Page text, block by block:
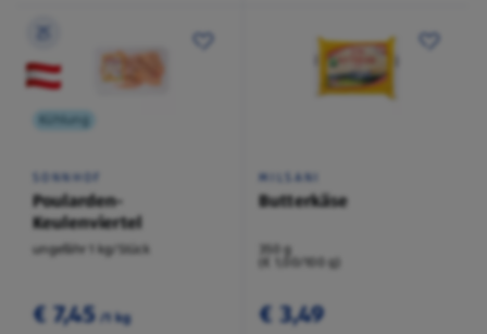
Kühlung
SONNHOF
Poularden-
Keulenviertel
ungefähr 1 kg/Stück
€ 7,45 /1 kg
MILSANI
Butterkäse
350 g
(€ 1,00/100 g)
€ 3,49